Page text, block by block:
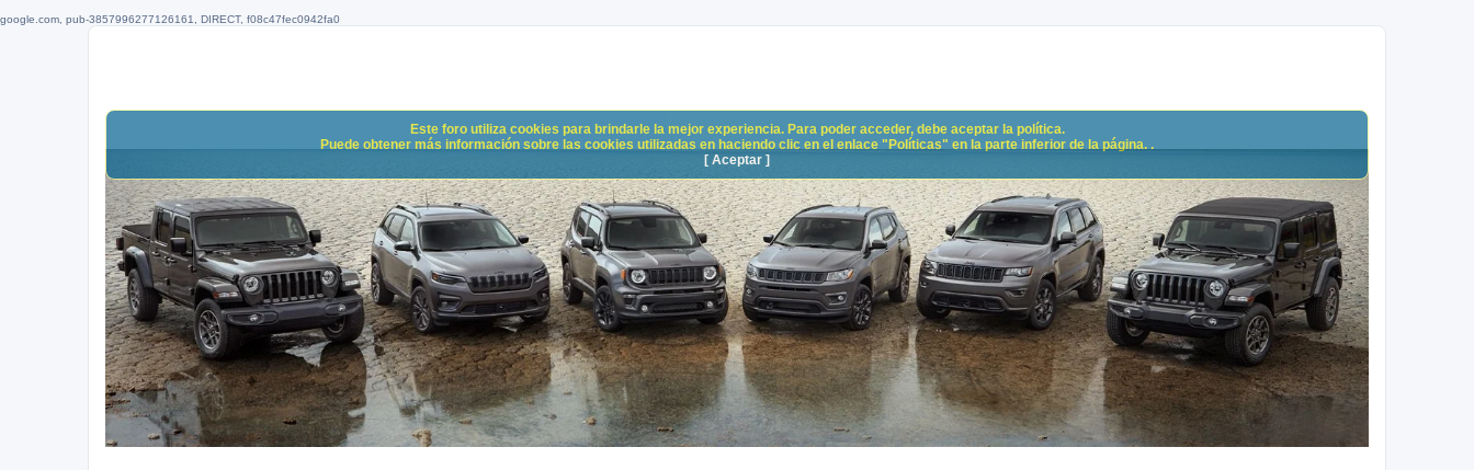
google.com, pub-3857996277126161, DIRECT, f08c47fec0942fa0
Este foro utiliza cookies para brindarle la mejor experiencia. Para poder acceder, debe aceptar la política.
Puede obtener más información sobre las cookies utilizadas en haciendo clic en el enlace "Políticas" en la parte inferior de la página. .
[ Aceptar ]